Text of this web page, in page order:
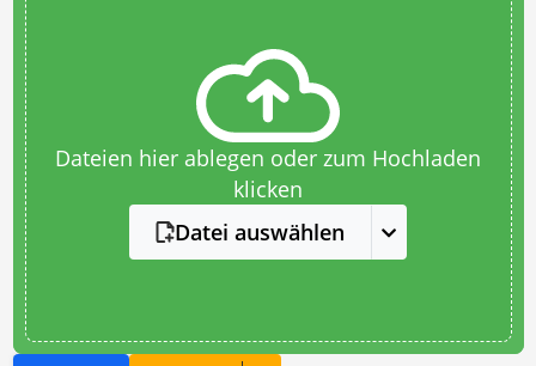
Dateien hier ablegen oder zum Hochladen
klicken
Datei auswählen